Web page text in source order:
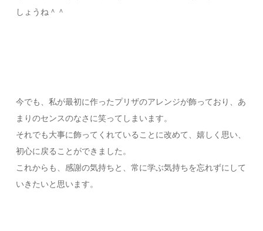
しょうね＾＾
今でも、私が最初に作ったプリザのアレンジが飾っており、あ
まりのセンスのなさに笑ってしまいます。
それでも大事に飾ってくれていることに改めて、嬉しく思い、
初心に戻ることができました。
これからも、感謝の気持ちと、常に学ぶ気持ちを忘れずにして
いきたいと思います。